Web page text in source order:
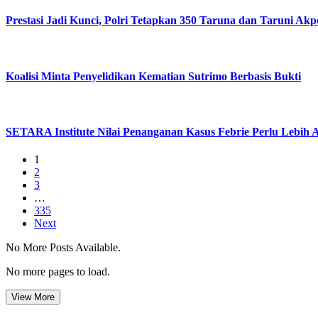
Prestasi Jadi Kunci, Polri Tetapkan 350 Taruna dan Taruni
Koalisi Minta Penyelidikan Kematian Sutrimo Berbasis Bukti
SETARA Institute Nilai Penanganan Kasus Febrie Perlu Lebih
1
2
3
…
335
Next
No More Posts Available.
No more pages to load.
View More